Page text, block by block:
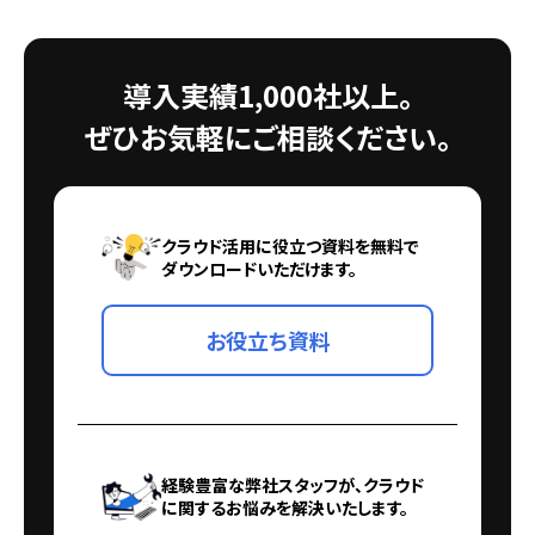
導入実績1,000社以上。
ぜひお気軽にご相談ください。
クラウド活用に役立つ資料を無料で
ダウンロードいただけます。
お役立ち資料
経験豊富な弊社スタッフが、クラウド
に関するお悩みを解決いたします。